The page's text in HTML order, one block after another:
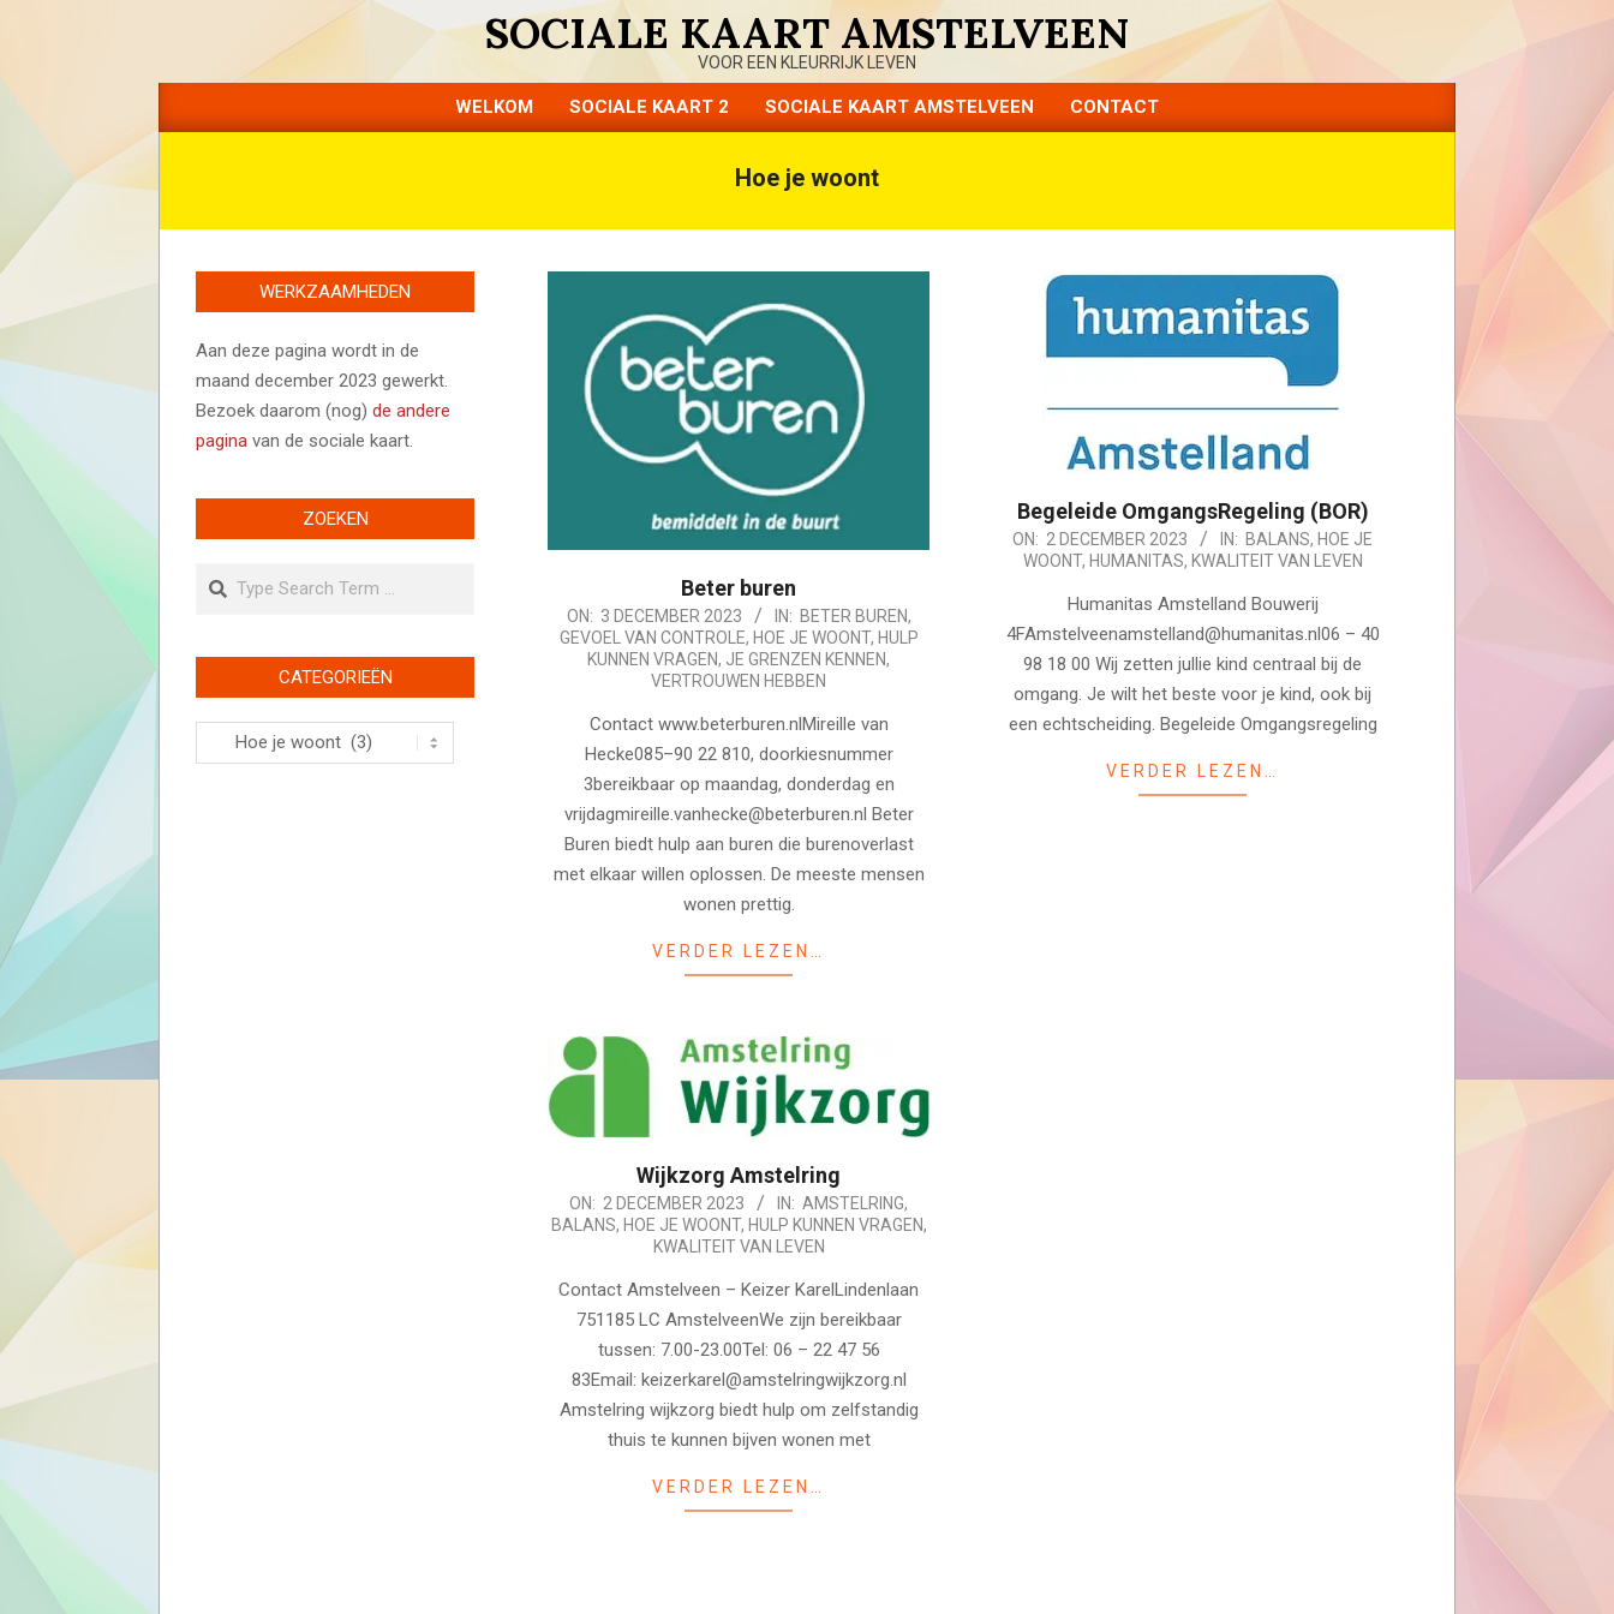
SOCIALE KAART AMSTELVEEN
VOOR EEN KLEURRIJK LEVEN
Primary
Menu
WELKOM SOCIALE KAART 2 SOCIALE KAART AMSTELVEEN CONTACT
Hoe je woont
Beter buren
2023-
12-
ON: 3 DECEMBER 2023 IN: BETER BUREN,
GEVOEL VAN CONTROLE, HOE JE WOONT, HULP
KUNNEN VRAGEN, JE GRENZEN KENNEN,
VERTROUWEN HEBBEN
Contact www.beterburen.nlMireille van
Hecke085–90 22 810, doorkiesnummer
3bereikbaar op maandag, donderdag en
vrijdagmireille.vanhecke@beterburen.nl Beter
Buren biedt hulp aan buren die burenoverlast
met elkaar willen oplossen. De meeste mensen
wonen prettig.
VERDER LEZEN…
Begeleide OmgangsRegeling (BOR)
2023-
12-
ON: 2 DECEMBER 2023 IN: BALANS, HOE JE
WOONT, HUMANITAS, KWALITEIT VAN LEVEN
Humanitas Amstelland Bouwerij
4FAmstelveenamstelland@humanitas.nl06 – 40
98 18 00 Wij zetten jullie kind centraal bij de
omgang. Je wilt het beste voor je kind, ook bij
een echtscheiding. Begeleide Omgangsregeling
VERDER LEZEN…
Wijkzorg Amstelring
2023-
12-
ON: 2 DECEMBER 2023 IN: AMSTELRING,
BALANS, HOE JE WOONT, HULP KUNNEN VRAGEN,
KWALITEIT VAN LEVEN
Contact Amstelveen – Keizer KarelLindenlaan
751185 LC AmstelveenWe zijn bereikbaar
tussen: 7.00-23.00Tel: 06 – 22 47 56
83Email: keizerkarel@amstelringwijkzorg.nl
Amstelring wijkzorg biedt hulp om zelfstandig
thuis te kunnen bijven wonen met
VERDER LEZEN…
WERKZAAMHEDEN
Aan deze pagina wordt in de
maand december 2023 gewerkt.
Bezoek daarom (nog) de andere
pagina van de sociale kaart.
ZOEKEN
Search
CATEGORIEËN
Categorieën